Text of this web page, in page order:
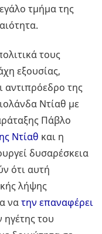
τμήμα της
τους
εξουσίας,
αντιπρόεδρο της
Ντίαθ με
Πάβλο
Ντίαθ και η
δυσαρέσκεια
ότι αυτή
λήψης
νατην επαναφέρει
ηγέτης του